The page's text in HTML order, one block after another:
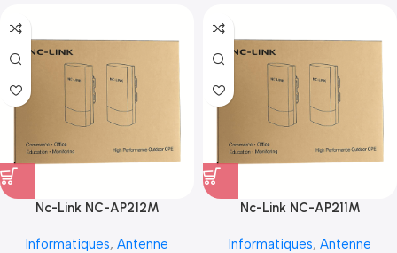
Nc-Link NC-AP212M
Informatiques, Antenne
Nc-Link NC-AP211M
Informatiques, Antenne